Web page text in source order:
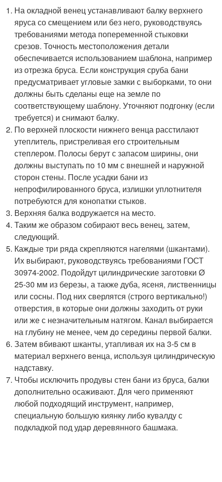
На окладной венец устанавливают балку верхнего
яруса со смещением или без него, руководствуясь
требованиями метода попеременной стыковки
срезов. Точность местоположения детали
обеспечивается использованием шаблона, например
из отрезка бруса. Если конструкция сруба бани
предусматривает угловые замки с выборками, то они
должны быть сделаны еще на земле по
соответствующему шаблону. Уточняют подгонку (если
требуется) и снимают балку.
По верхней плоскости нижнего венца расстилают
утеплитель, пристреливая его строительным
степлером. Полосы берут с запасом ширины, они
должны выступать по 10 мм с внешней и наружной
сторон стены. После усадки бани из
непрофилированного бруса, излишки уплотнителя
потребуются для конопатки стыков.
Верхняя балка водружается на место.
Таким же образом собирают весь венец, затем,
следующий.
Каждые три ряда скрепляются нагелями (шкантами).
Их выбирают, руководствуясь требованиями ГОСТ
30974-2002. Подойдут цилиндрические заготовки Ø
25-30 мм из березы, а также дуба, ясеня, лиственницы
или сосны. Под них сверлятся (строго вертикально!)
отверстия, в которые они должны заходить от руки
или же с незначительным натягом. Канал выбирается
на глубину не менее, чем до середины первой балки.
Затем вбивают шканты, утапливая их на 3-5 см в
материал верхнего венца, используя цилиндрическую
надставку.
Чтобы исключить продувы стен бани из бруса, балки
дополнительно осаживают. Для чего применяют
любой подходящий инструмент, например,
специальную большую киянку либо кувалду с
подкладкой под удар деревянного башмака.